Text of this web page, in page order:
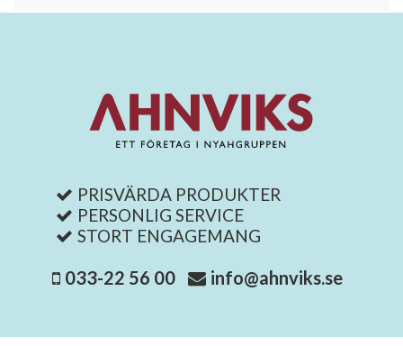
PRISVÄRDA PRODUKTER
PERSONLIG SERVICE
STORT ENGAGEMANG
033-22 56 00 info@ahnviks.se